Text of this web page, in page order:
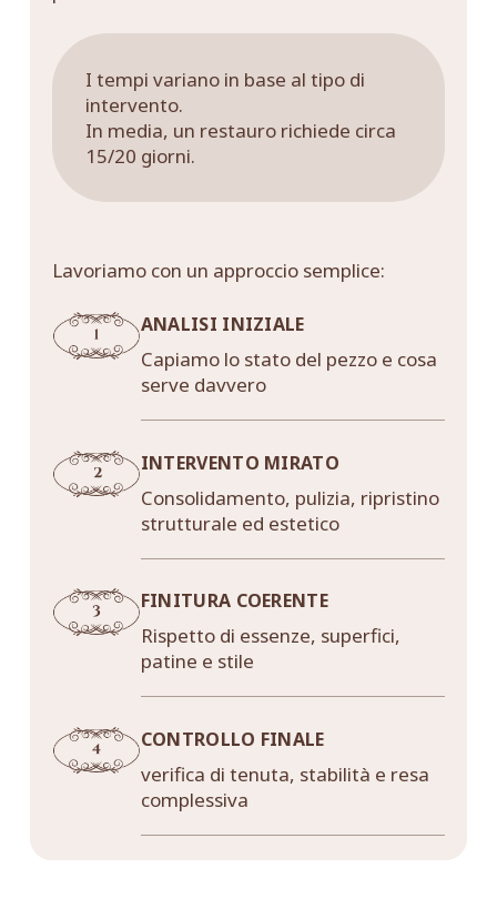
I tempi variano in base al tipo di
intervento.
In media, un restauro richiede circa
15/20 giorni.
Lavoriamo con un approccio semplice:
ANALISI INIZIALE
Capiamo lo stato del pezzo e cosa
serve davvero
INTERVENTO MIRATO
Consolidamento, pulizia, ripristino
strutturale ed estetico
FINITURA COERENTE
Rispetto di essenze, superfici,
patine e stile
CONTROLLO FINALE
verifica di tenuta, stabilità e resa
complessiva